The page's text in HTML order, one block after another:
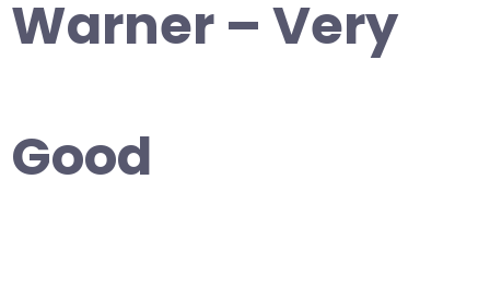
Warner – Very
Good